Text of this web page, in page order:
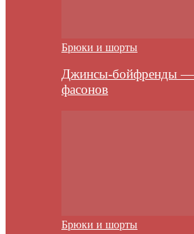
Брюки и шорты
Джинсы-бойфренды
фасонов
Брюки и шорты